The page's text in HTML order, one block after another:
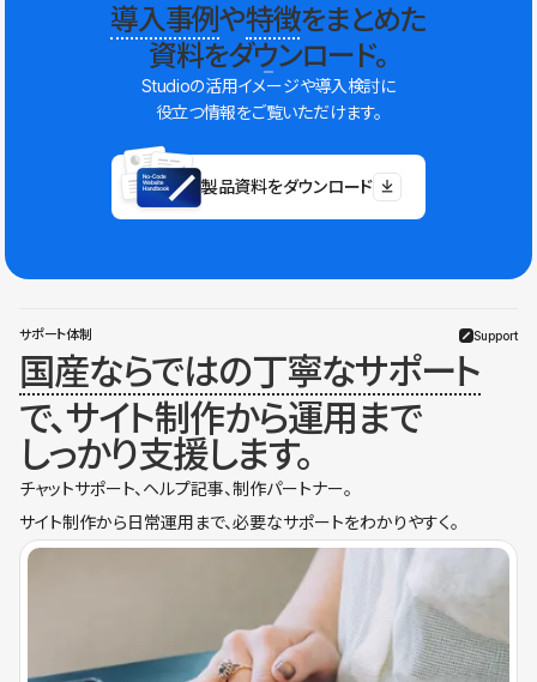
導入事例や特徴をまとめた
資料をダウンロード。
Studioの活用イメージや導入検討に
役立つ情報をご覧いただけます。
製品資料をダウンロード
サポート体制 Support
国産ならではの丁寧なサポート
で、サイト制作から運用まで
しっかり支援します。
チャットサポート、ヘルプ記事、制作パートナー。
サイト制作から日常運用まで、必要なサポートをわかりやすく。